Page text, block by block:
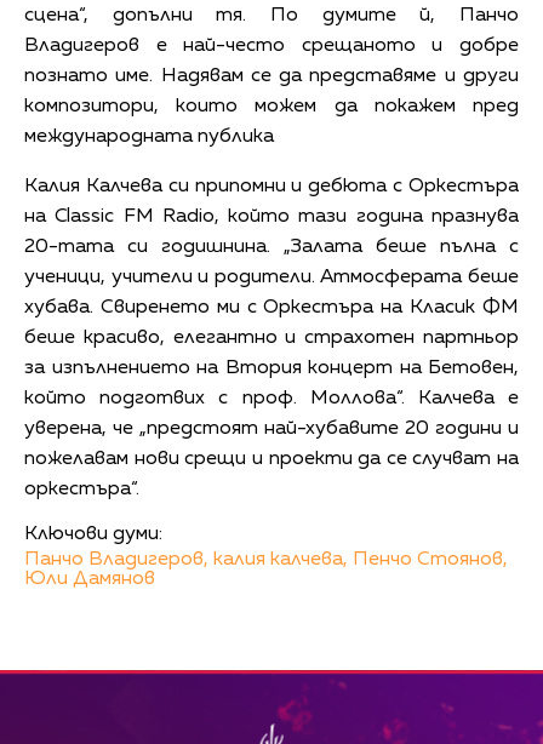
сцена“, допълни тя. По думите й, Панчо
Владигеров е най-често срещаното и добре
познато име. Надявам се да представяме и други
композитори, които можем да покажем пред
международната публика
Калия Калчева си припомни и дебюта с Оркестъра
на Classic FM Radio, който тази година празнува
20-тата си годишнина. „Залата беше пълна с
ученици, учители и родители. Атмосферата беше
хубава. Свиренето ми с Оркестъра на Класик ФМ
беше красиво, елегантно и страхотен партньор
за изпълнението на Втория концерт на Бетовен,
който подготвих с проф. Моллова“. Калчева е
уверена, че „предстоят най-хубавите 20 години и
пожелавам нови срещи и проекти да се случват на
оркестъра“.
Ключови думи:
Панчо Владигеров, калия калчева, Пенчо Стоянов,
Юли Дамянов